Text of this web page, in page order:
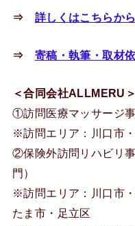
⇒ 詳しくはこちらか
⇒ 寄稿・執筆・取材
＜合同会社ALLMERU＞
①訪問医療マッサージ
※訪問エリア：川口市
②保険外訪問リハビリ
門）
※訪問エリア：川口市
たま市・足立区